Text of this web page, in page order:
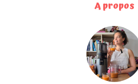
A propos